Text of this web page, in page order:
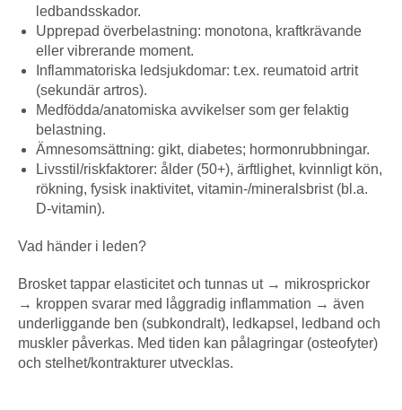
ledbandsskador.
Upprepad överbelastning: monotona, kraftkrävande
eller vibrerande moment.
Inflammatoriska ledsjukdomar: t.ex. reumatoid artrit
(sekundär artros).
Medfödda/anatomiska avvikelser som ger felaktig
belastning.
Ämnesomsättning: gikt, diabetes; hormonrubbningar.
Livsstil/riskfaktorer: ålder (50+), ärftlighet, kvinnligt kön,
rökning, fysisk inaktivitet, vitamin-/mineralsbrist (bl.a.
D-vitamin).
Vad händer i leden?
Brosket tappar elasticitet och tunnas ut → mikrosprickor
→ kroppen svarar med låggradig inflammation → även
underliggande ben (subkondralt), ledkapsel, ledband och
muskler påverkas. Med tiden kan pålagringar (osteofyter)
och stelhet/kontrakturer utvecklas.